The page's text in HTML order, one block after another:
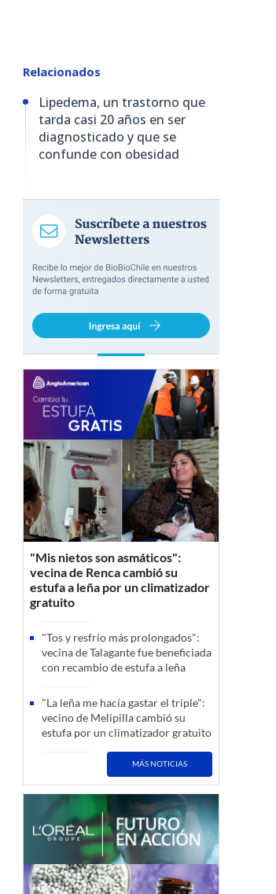
Relacionados
Lipedema, un trastorno que
tarda casi 20 años en ser
diagnosticado y que se
confunde con obesidad
"Mis nietos son asmáticos":
vecina de Renca cambió su
estufa a leña por un climatizador
gratuito
"Tos y resfrío más prolongados":
vecina de Talagante fue beneficiada
con recambio de estufa a leña
"La leña me hacía gastar el triple":
vecino de Melipilla cambió su
estufa por un climatizador gratuito
MÁS NOTICIAS